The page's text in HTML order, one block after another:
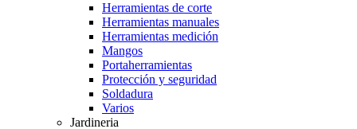
Herramientas de corte
Herramientas manuales
Herramientas medición
Mangos
Portaherramientas
Protección y seguridad
Soldadura
Varios
Jardineria